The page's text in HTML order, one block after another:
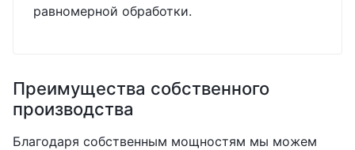
равномерной обработки.
Преимущества собственного
производства
Благодаря собственным мощностям мы можем